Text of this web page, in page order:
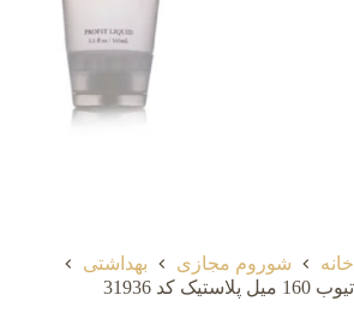
خانه شوروم مجازی
بهداشتی
تیوب 160 میل پلاستیک کد 31936